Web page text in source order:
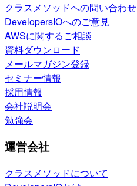
クラスメソッドへの問い合わせ
DevelopersIOへのご意見
AWSに関するご相談
資料ダウンロード
メールマガジン登録
セミナー情報
採用情報
会社説明会
勉強会
運営会社
クラスメソッドについて